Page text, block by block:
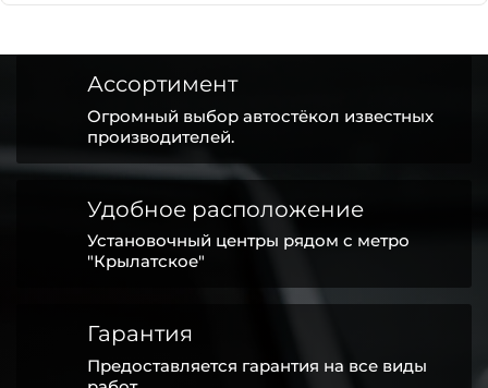
Ассортимент
Огромный выбор автостёкол известных
производителей.
Удобное расположение
Установочный центры рядом с метро
"Крылатское"
Гарантия
Предоставляется гарантия на все виды